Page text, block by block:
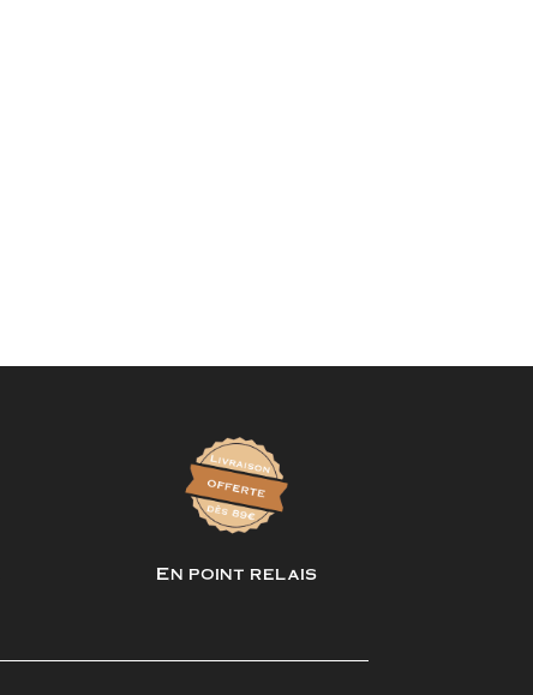
En point relais